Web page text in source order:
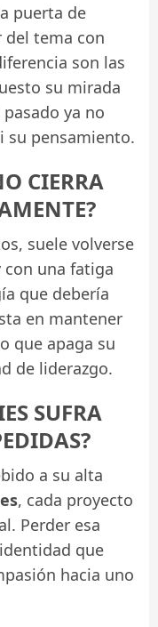
puerta de
del tema con
son las
su mirada
ya no
su pensamiento.
CIERRA
suele volverse
una fatiga
que debería
en mantener
que apaga su
de liderazgo.
SUFRA
a su alta
, cada proyecto
Perder esa
que
hacia uno